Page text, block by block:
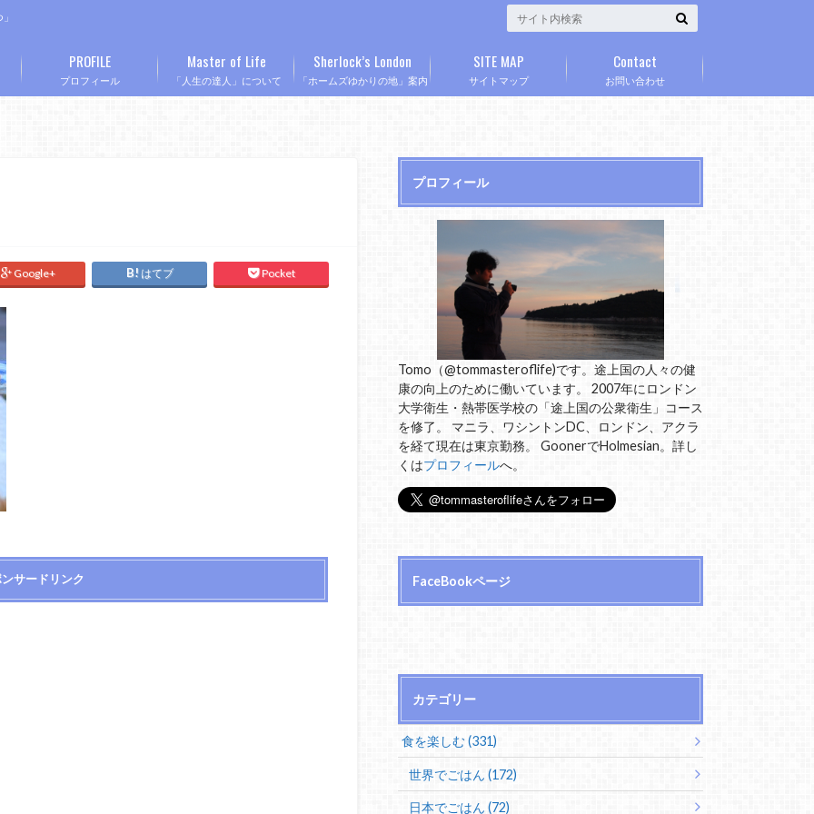
プロフィール
PROFILE
「人生の達人」について
Master of Life
「ホームズゆかりの地」案内
Sherlock’s London
サイトマップ
SITE MAP
お問い合わせ
Contact
Google+ はてブ Pocket
サードリンク
プロフィール
Tomo（@tommasteroflife)です。途上国の人々の健
康の向上のために働いています。 2007年にロンドン
大学衛生・熱帯医学校の「途上国の公衆衛生」コース
を修了。 マニラ、ワシントンDC、ロンドン、アクラ
を経て現在は東京勤務。 GoonerでHolmesian。詳し
くはプロフィールへ。
FaceBookページ
カテゴリー
食を楽しむ (331)
世界でごはん (172)
日本でごはん (72)